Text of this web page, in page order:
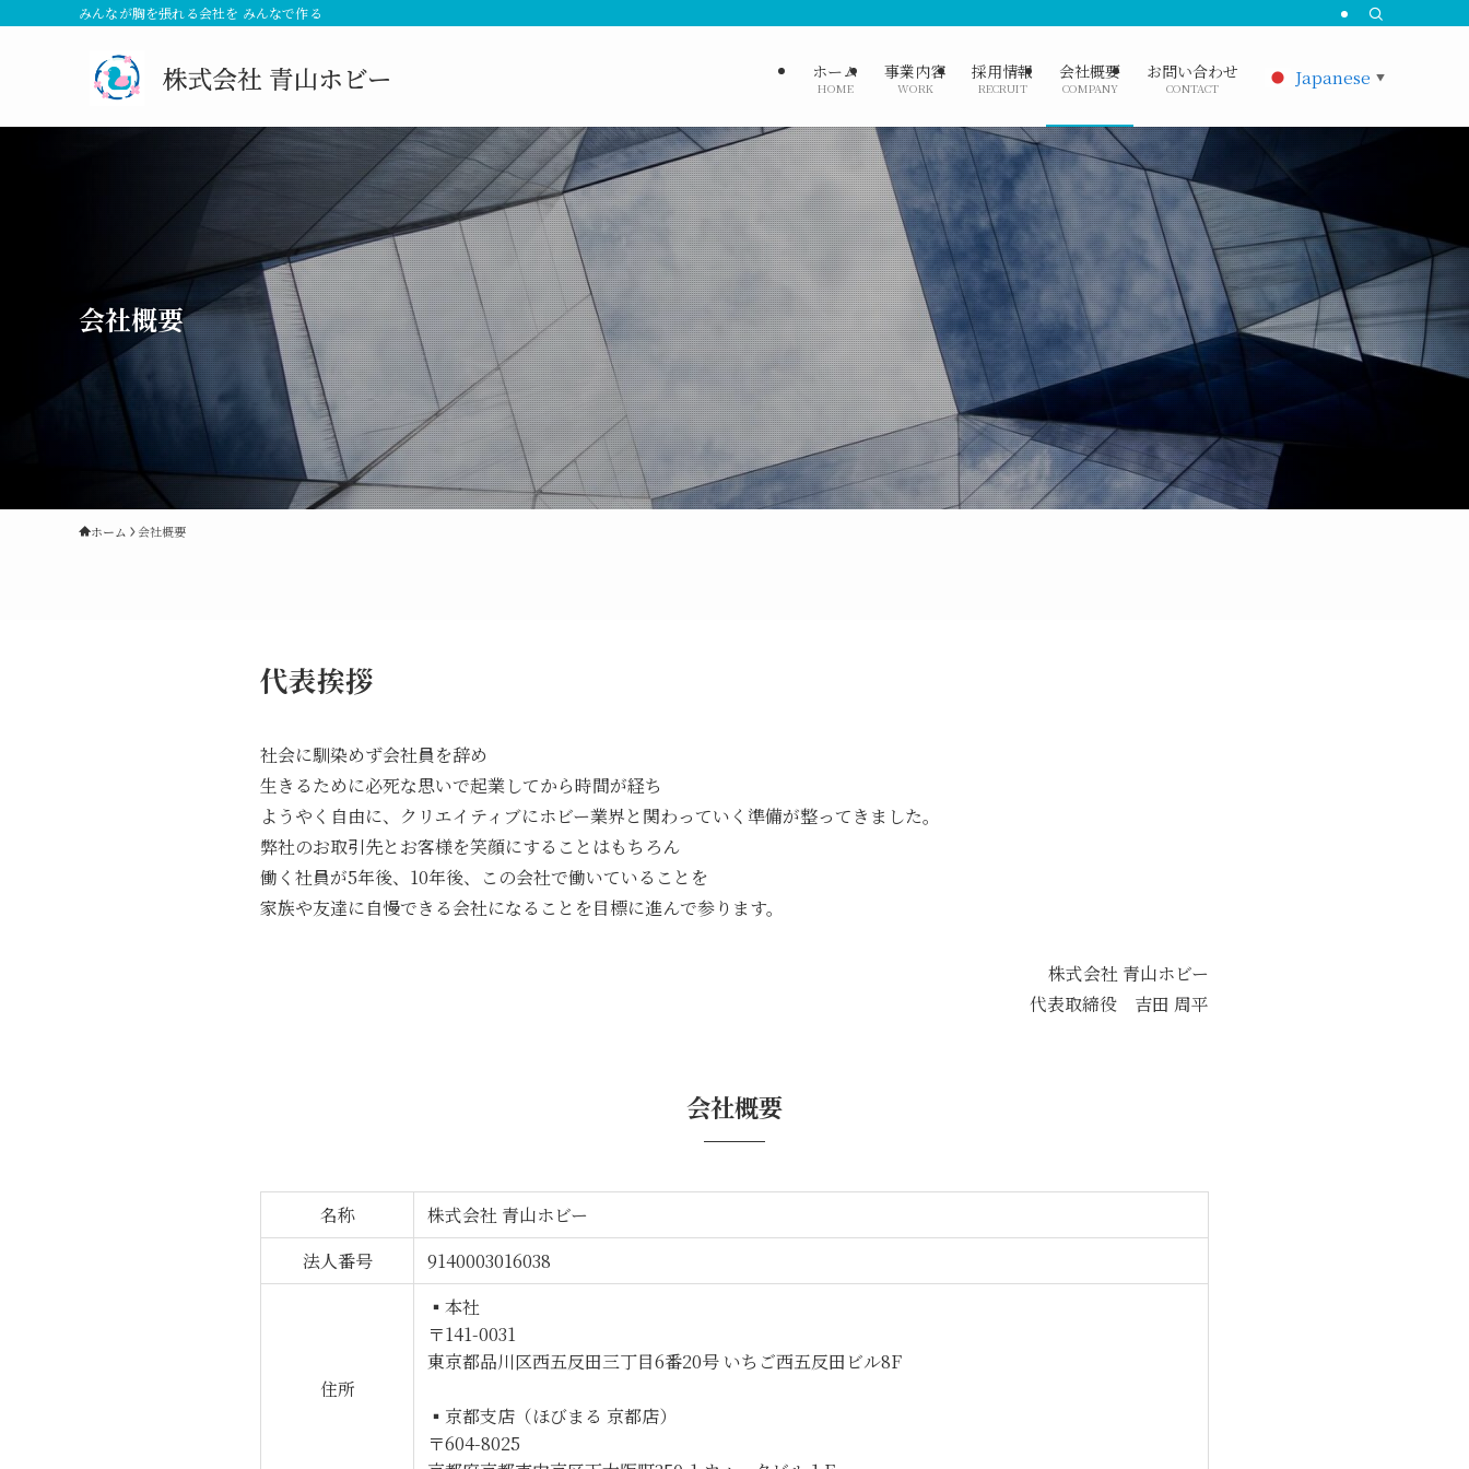
みんなが胸を張れる会社を みんなで作る
ホーム
HOME
事業内容
WORK
採用情報
RECRUIT
会社概要
COMPANY
お問い合わせ
CONTACT Japanese ▼
会社概要
ホーム 会社概要
代表挨拶
社会に馴染めず会社員を辞め
生きるために必死な思いで起業してから時間が経ち
ようやく自由に、クリエイティブにホビー業界と関わっていく準備が整ってきました。
弊社のお取引先とお客様を笑顔にすることはもちろん
働く社員が5年後、10年後、この会社で働いていることを
家族や友達に自慢できる会社になることを目標に進んで参ります。
株式会社 青山ホビー
代表取締役 吉田 周平
会社概要
名称
株式会社 青山ホビー
法人番号
9140003016038
住所
▪︎本社
〒141-0031
東京都品川区西五反田三丁目6番20号 いちご西五反田ビル8F
▪︎京都支店（ほびまる 京都店）
〒604-8025